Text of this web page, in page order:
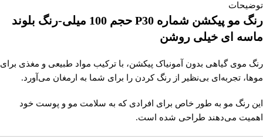
توضیحات
رنگ مو پیکشن شماره P30 حجم 100 میلی-رنگ بلوند
ماسه ای خیلی روشن
رنگ موی گیاهی بدون آمونیاک پیکشن، با ترکیب مواد طبیعی و مغذی برای
موها، تجربه‌ای بی‌نظیر از رنگ کردن را برای شما به ارمغان می‌آورد.
این رنگ مو به طور خاص برای افرادی که به سلامت مو و پوست خود
اهمیت می‌دهند طراحی شده است.